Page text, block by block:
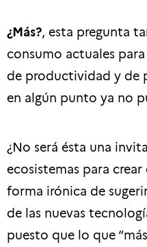
¿Más?, esta pregunta
consumo actuales
de productividad y de
en algún punto ya no
¿No será ésta una
ecosistemas para
forma irónica de
de las nuevas
puesto que lo que